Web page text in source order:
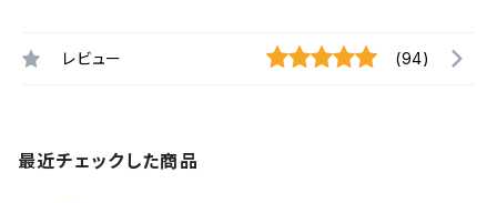
レビュー (94)
最近チェックした商品